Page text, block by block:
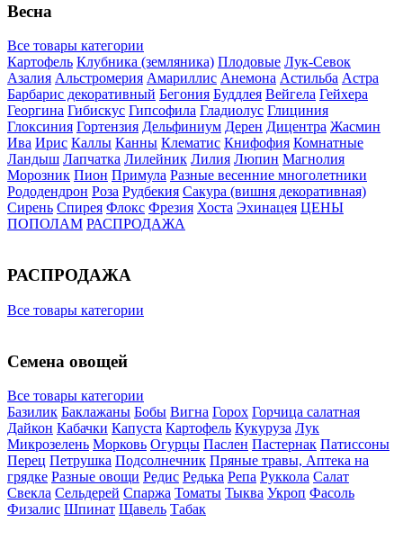
Весна
Все товары категории
Картофель Клубника (земляника) Плодовые Лук-Севок
Азалия Альстромерия Амариллис Анемона Астильба Астра
Барбарис декоративный Бегония Буддлея Вейгела Гейхера
Георгина Гибискус Гипсофила Гладиолус Глициния
Глоксиния Гортензия Дельфиниум Дерен Дицентра Жасмин
Ива Ирис Каллы Канны Клематис Книфофия Комнатные
Ландыш Лапчатка Лилейник Лилия Люпин Магнолия
Морозник Пион Примула Разные весенние многолетники
Рододендрон Роза Рудбекия Сакура (вишня декоративная)
Сирень Спирея Флокс Фрезия Хоста Эхинацея ЦЕНЫ
ПОПОЛАМ РАСПРОДАЖА
РАСПРОДАЖА
Все товары категории
Семена овощей
Все товары категории
Базилик Баклажаны Бобы Вигна Горох Горчица салатная
Дайкон Кабачки Капуста Картофель Кукуруза Лук
Микрозелень Морковь Огурцы Паслен Пастернак Патиссоны
Перец Петрушка Подсолнечник Пряные травы, Аптека на
грядке Разные овощи Редис Редька Репа Руккола Салат
Свекла Сельдерей Спаржа Томаты Тыква Укроп Фасоль
Физалис Шпинат Щавель Табак